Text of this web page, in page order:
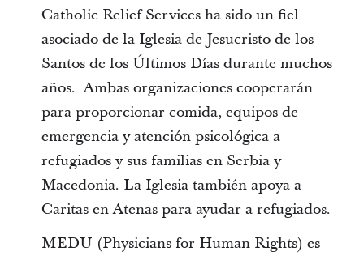
Catholic Relief Services ha sido un fiel
asociado de la Iglesia de Jesucristo de los
Santos de los Últimos Días durante muchos
años. Ambas organizaciones cooperarán
para proporcionar comida, equipos de
emergencia y atención psicológica a
refugiados y sus familias en Serbia y
Macedonia. La Iglesia también apoya a
Caritas en Atenas para ayudar a refugiados.
MEDU (Physicians for Human Rights) es